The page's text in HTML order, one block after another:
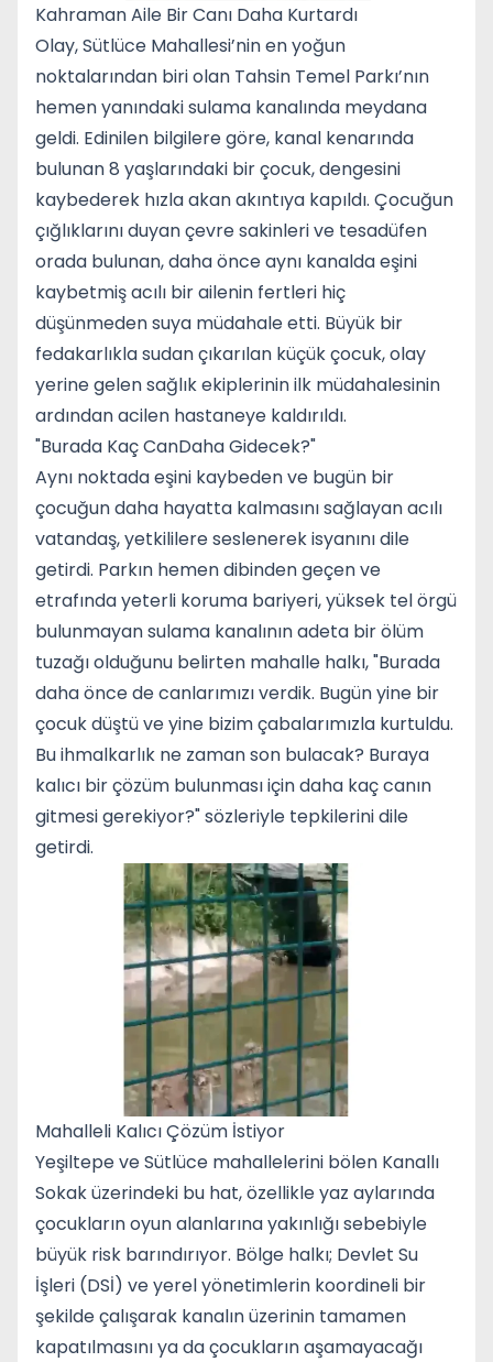
Kahraman Aile Bir Canı Daha Kurtardı
Olay, Sütlüce Mahallesi’nin en yoğun
noktalarından biri olan Tahsin Temel Parkı’nın
hemen yanındaki sulama kanalında meydana
geldi. Edinilen bilgilere göre, kanal kenarında
bulunan 8 yaşlarındaki bir çocuk, dengesini
kaybederek hızla akan akıntıya kapıldı. Çocuğun
çığlıklarını duyan çevre sakinleri ve tesadüfen
orada bulunan, daha önce aynı kanalda eşini
kaybetmiş acılı bir ailenin fertleri hiç
düşünmeden suya müdahale etti. Büyük bir
fedakarlıkla sudan çıkarılan küçük çocuk, olay
yerine gelen sağlık ekiplerinin ilk müdahalesinin
ardından acilen hastaneye kaldırıldı.
"Burada Kaç CanDaha Gidecek?"
Aynı noktada eşini kaybeden ve bugün bir
çocuğun daha hayatta kalmasını sağlayan acılı
vatandaş, yetkililere seslenerek isyanını dile
getirdi. Parkın hemen dibinden geçen ve
etrafında yeterli koruma bariyeri, yüksek tel örgü
bulunmayan sulama kanalının adeta bir ölüm
tuzağı olduğunu belirten mahalle halkı, "Burada
daha önce de canlarımızı verdik. Bugün yine bir
çocuk düştü ve yine bizim çabalarımızla kurtuldu.
Bu ihmalkarlık ne zaman son bulacak? Buraya
kalıcı bir çözüm bulunması için daha kaç canın
gitmesi gerekiyor?" sözleriyle tepkilerini dile
getirdi.
Mahalleli Kalıcı Çözüm İstiyor
Yeşiltepe ve Sütlüce mahallelerini bölen Kanallı
Sokak üzerindeki bu hat, özellikle yaz aylarında
çocukların oyun alanlarına yakınlığı sebebiyle
büyük risk barındırıyor. Bölge halkı; Devlet Su
İşleri (DSİ) ve yerel yönetimlerin koordineli bir
şekilde çalışarak kanalın üzerinin tamamen
kapatılmasını ya da çocukların aşamayacağı